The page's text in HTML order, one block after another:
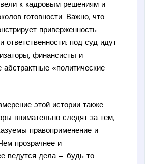
к кадровым решениям и
готовности. Важно, что
приверженность
ответственности: под суд идут
финансисты и
абстрактные «политические
этой истории также
внимательно следят за тем,
правоприменение и
прозрачнее и
ведутся дела — будь то